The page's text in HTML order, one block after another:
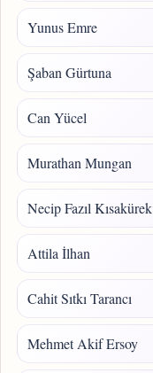
Yunus Emre
Şaban Gürtuna
Can Yücel
Murathan Mungan
Necip Fazıl Kısakürek
Attila İlhan
Cahit Sıtkı Tarancı
Mehmet Akif Ersoy